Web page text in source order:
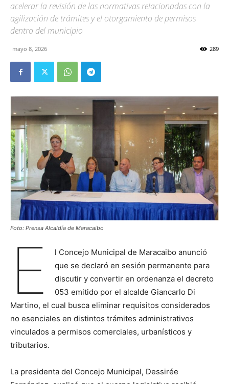
acelerar la revisión de las normativas relacionadas con la
agilización de trámites y el otorgamiento de permisos
dentro del municipio
mayo 8, 2026 289
Foto: Prensa Alcaldía de Maracaibo
E
l Concejo Municipal de Maracaibo anunció
que se declaró en sesión permanente para
discutir y convertir en ordenanza el decreto
053 emitido por el alcalde Giancarlo Di
Martino, el cual busca eliminar requisitos considerados
no esenciales en distintos trámites administrativos
vinculados a permisos comerciales, urbanísticos y
tributarios.
La presidenta del Concejo Municipal, Dessirée